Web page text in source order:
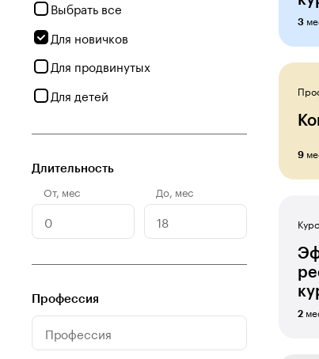
Выбрать все
Для новичков
Для продвинутых
Для детей
Длительность
От, мес До, мес
Профессия
3
9
Курс
2